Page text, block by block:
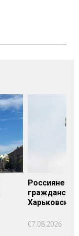
Россияне
07.08.2026